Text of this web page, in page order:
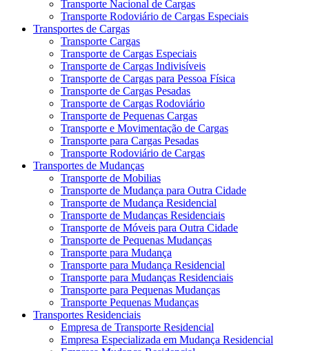
Transporte Nacional de Cargas
Transporte Rodoviário de Cargas Especiais
Transportes de Cargas
Transporte Cargas
Transporte de Cargas Especiais
Transporte de Cargas Indivisíveis
Transporte de Cargas para Pessoa Física
Transporte de Cargas Pesadas
Transporte de Cargas Rodoviário
Transporte de Pequenas Cargas
Transporte e Movimentação de Cargas
Transporte para Cargas Pesadas
Transporte Rodoviário de Cargas
Transportes de Mudanças
Transporte de Mobilias
Transporte de Mudança para Outra Cidade
Transporte de Mudança Residencial
Transporte de Mudanças Residenciais
Transporte de Móveis para Outra Cidade
Transporte de Pequenas Mudanças
Transporte para Mudança
Transporte para Mudança Residencial
Transporte para Mudanças Residenciais
Transporte para Pequenas Mudanças
Transporte Pequenas Mudanças
Transportes Residenciais
Empresa de Transporte Residencial
Empresa Especializada em Mudança Residencial